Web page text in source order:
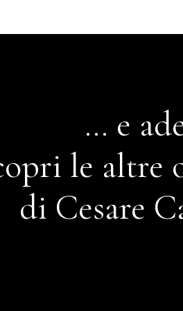
… e
le altre
di Cesare